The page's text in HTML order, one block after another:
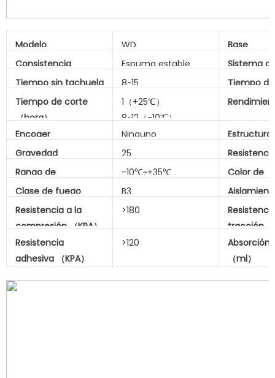
Modelo WD
Base
Consistencia
Espuma estable
Sistema
Tiempo sin tachuela
（min）
8~15
Tiempo
Tiempo de corte
（hora）
1（+25℃）
8~12（-10℃）
Encoger Ninguno
Estructura
Gravedad
específica
（kg/m³）
25
Rango de
temperatura de
aplicación
-10℃~+35℃
Color de
espuma
Clase de fuego
（Din 4102）
B3
Factor （
Resistencia a la
compresión （KPA）
>180
tracción （
Resistencia
adhesiva （KPA）
>120
Absorción
（ml）